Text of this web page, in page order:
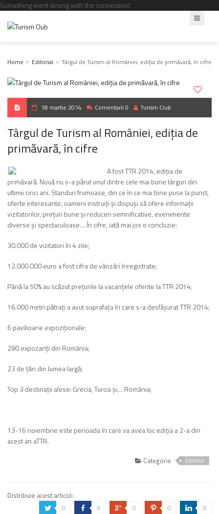
Something went wrong with the connection!
Home Editorial Târgul de Turism al României, ediţia de primăvară, în cifre
18 martie 2014 Comentarii 0 Turism Club
Târgul de Turism al României, ediţia de
primăvară, în cifre
A fost TTR 2014, ediţia de
primăvară. Nouă nu s-a părut unul dintre cele mai bune târguri din
ultimii cinci ani. Standuri frumoase, din ce în ce mai bine puse la punct,
oferte interesante, oameni instruiţi şi dispuşi să ofere informaţii
vizitatorilor, preţuri bune şi reduceri semnificative, evenimente
diverse şi spectaculoase… În cifre, iată mai jos o concluzie:
30.000 de vizitatori în 4 zile;
12.000.000 euro a fost cifra de vânzări înregistrate;
Până la 50% au scăzut preţurile la vacanţele oferite la TTR 2014;
16.000 metri pătraţi a avut suprafaţa în care s-a desfăşurat TTR 2014;
6 pavilioane expoziţionale;
280 expozanţi din România;
23 de ţări din lumea largă;
Top 3 destinaţii alese: Grecia, Turcia şi… România;
13-16 noiembrie este perioada în care va avea loc ediţia a 2-a din
acest an aTTR.
Categorie Editorial
Distribuie acest articol:
a 0 b 0 c 0 d 0 j 0